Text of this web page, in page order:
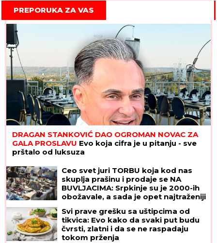
PREPORUKA ZA VAS
DRAGAN STANKOVIĆ DAO OGROMAN NOVAC ZA
GALA PROSLAVU Evo koja cifra je u pitanju - sve
prštalo od luksuza
Ceo svet juri TORBU koja kod nas
skuplja prašinu i prodaje se NA
BUVLJACIMA: Srpkinje su je 2000-ih
obožavale, a sada je opet najtraženiji
Svi prave grešku sa uštipcima od
tikvica: Evo kako da svaki put budu
čvrsti, zlatni i da se ne raspadaju
tokom prženja